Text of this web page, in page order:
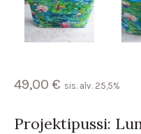
49,00 € sis. alv. 25,5%
Projektipussi: